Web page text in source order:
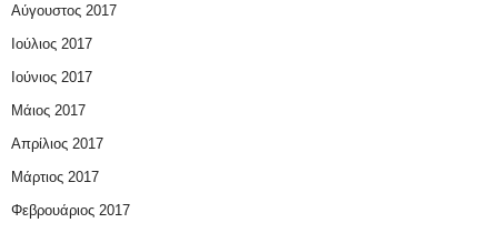
Αύγουστος 2017
Ιούλιος 2017
Ιούνιος 2017
Μάιος 2017
Απρίλιος 2017
Μάρτιος 2017
Φεβρουάριος 2017